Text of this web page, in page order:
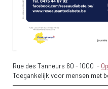
Rue des Tanneurs 60 -1000 -
Toegankelijk voor mensen met